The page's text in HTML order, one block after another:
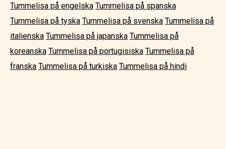
Tummelisa på engelska Tummelisa på spanska
Tummelisa på tyska Tummelisa på svenska Tummelisa på
italienska Tummelisa på japanska Tummelisa på
koreanska Tummelisa på portugisiska Tummelisa på
franska Tummelisa på turkiska Tummelisa på hindi